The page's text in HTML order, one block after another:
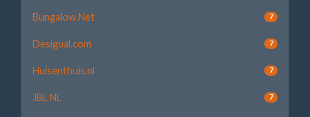
Bungalow.Net 7
Desigual.com 7
Huisenthuis.nl 7
JBL NL 7